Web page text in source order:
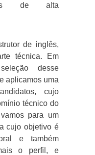
de alta
de inglês,
técnica. Em
desse
aplicamos uma
cujo
técnico do
para um
cujo objetivo é
e também
o perfil, e